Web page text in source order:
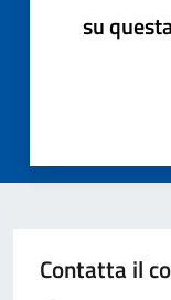
su
Contatta il